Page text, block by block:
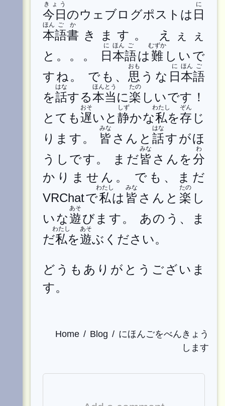
今日
きょう
のウェブログポストは 日
に
本
ほん
語
ご
書
か
きます。 えぇぇ
と。。。
日
に
本
ほん
語
ご
は 難
むずか
しいで
すね。 でも、 思
おも
うな 日
に
本
ほん
語
ご
を話
はな
する本
ほん
当
とう
に楽
たの
しいです！
とても遅
おそ
いと 静
しず
かな私
わたし
を存
ぞん
じ
ります。 皆
みな
さんと 話
はな
すがほ
うしです。 まだ皆
みな
さんを分
わ
かりません。 でも、まだ
VRChatで私
わたし
は 皆
みな
さんと 楽
たの
し
いな遊
あそ
びます。 あのう、ま
だ私
わたし
を遊
あそ
ぶください。
どうもありがとうございま
す。
Home Blog
にほんごをべんきょう
します